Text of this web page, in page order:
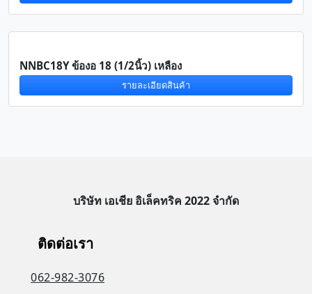
NNBC18Y ข้องอ 18 (1/2นิ้ว) เหลือง
รายละเอียดสินค้า
บริษัท เอเชีย อิเล็คทริค 2022 จำกัด
ติดต่อเรา
062-982-3076